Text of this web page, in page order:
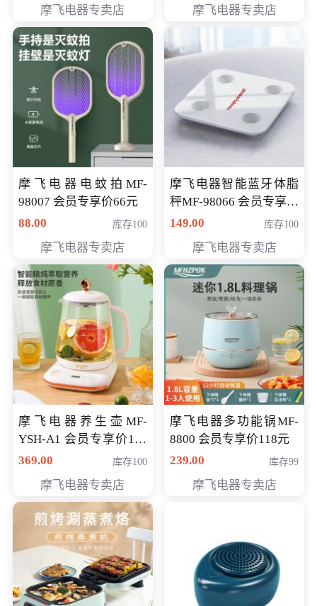
摩飞电器专卖店 摩飞电器专卖店
摩飞电器电蚊拍MF-
98007 会员专享价66元
88.00
库存100
摩飞电器专卖店
摩飞电器智能蓝牙体脂
秤MF-98066 会员专享价
98元
149.00 库存100
摩飞电器专卖店
摩飞电器养生壶MF-
YSH-A1 会员专享价198
元
369.00 库存100
摩飞电器专卖店
摩飞电器多功能锅MF-
8800 会员专享价118元
239.00
库存99
摩飞电器专卖店